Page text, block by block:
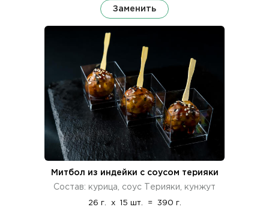
Заменить
Митбол из индейки с соусом терияки
Состав: курица, соус Терияки, кунжут
26 г. x 15 шт. = 390 г.